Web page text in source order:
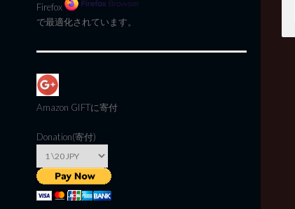
Firefox
で最適化されています。
Amazon GIFTに寄付
Donation(寄付)